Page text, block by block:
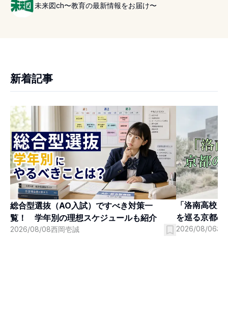
未来図ch〜教育の最新情報をお届け〜
新着記事
総合型選抜（AO入試）ですべき対策一
覧！ 学年別の理想スケジュールも紹介
2026/08/08西岡壱誠
「洛南高校
を巡る京都
2026/08/06村